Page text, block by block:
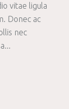
vitae ligula
Donec ac
nec